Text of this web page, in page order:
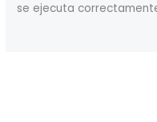
se ejecuta